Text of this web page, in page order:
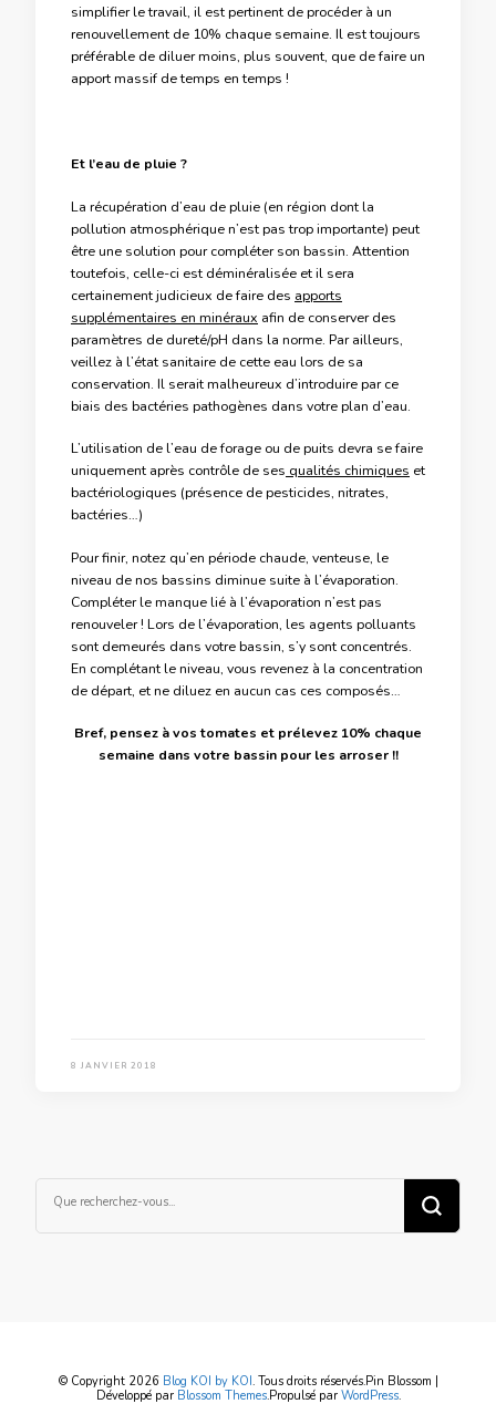
simplifier le travail, il est pertinent de procéder à un
renouvellement de 10% chaque semaine. Il est toujours
préférable de diluer moins, plus souvent, que de faire un
apport massif de temps en temps !
Et l’eau de pluie ?
La récupération d’eau de pluie (en région dont la
pollution atmosphérique n’est pas trop importante) peut
être une solution pour compléter son bassin. Attention
toutefois, celle-ci est déminéralisée et il sera
certainement judicieux de faire des apports
supplémentaires en minéraux afin de conserver des
paramètres de dureté/pH dans la norme. Par ailleurs,
veillez à l’état sanitaire de cette eau lors de sa
conservation. Il serait malheureux d’introduire par ce
biais des bactéries pathogènes dans votre plan d’eau.
L’utilisation de l’eau de forage ou de puits devra se faire
uniquement après contrôle de ses qualités chimiques et
bactériologiques (présence de pesticides, nitrates,
bactéries…)
Pour finir, notez qu’en période chaude, venteuse, le
niveau de nos bassins diminue suite à l’évaporation.
Compléter le manque lié à l’évaporation n’est pas
renouveler ! Lors de l’évaporation, les agents polluants
sont demeurés dans votre bassin, s’y sont concentrés.
En complétant le niveau, vous revenez à la concentration
de départ, et ne diluez en aucun cas ces composés…
Bref, pensez à vos tomates et prélevez 10% chaque
semaine dans votre bassin pour les arroser !!
8 JANVIER 2018
recherchiez
quelque
© Copyright 2026 Blog KOI by KOI. Tous droits réservés.Pin Blossom |
Développé par Blossom Themes.Propulsé par WordPress.